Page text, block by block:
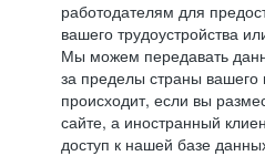
работодателям для
вашего трудоустройства
Мы можем передавать
за пределы страны
происходит, если вы
сайте, а иностранный
доступ к нашей базе